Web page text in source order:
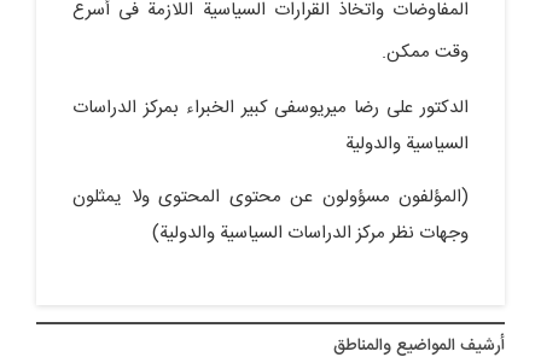
المفاوضات واتخاذ القرارات السیاسیة اللازمة فی أسرع
وقت ممکن.
الدکتور علی رضا میریوسفی کبیر الخبراء بمرکز الدراسات
السیاسیة والدولیة
(المؤلفون مسؤولون عن محتوى المحتوى ولا یمثلون
وجهات نظر مرکز الدراسات السیاسیة والدولیة)
أرشيف المواضیع والمناطق